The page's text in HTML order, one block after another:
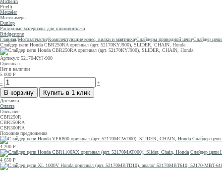
Michelin
Pirelli
Metzeler
Мотокамеры
Dunlop
Расходные материалы для шиномонтажа
Bridgestone
Главная/Мотозапчасти/Комплектующие колёс, вилки и маятника/Слайдеры приводной цепи/Слайдер
Слайдер цепи Honda CBR250RA оригинал (арт. 52170KYJ900), SLIDER, CHAIN, Honda
Артикул: 52170-KYJ-900
Оригинал
Нет в наличии
5 000 Р
–
+
Доставка
Оплата
Описание
CBR250R
CBR250RA
CBR300RA
Похожие предложения
Слайдер
4 200 Р
Слайдер цепи
4 650 Р